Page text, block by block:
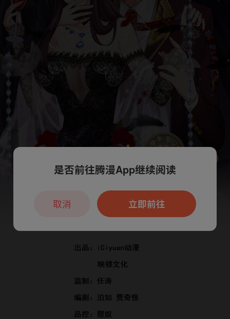
本章节仅支持App阅读，可打开App新用
户7天免费看
是否前往腾漫App继续阅读
立即前往
取消